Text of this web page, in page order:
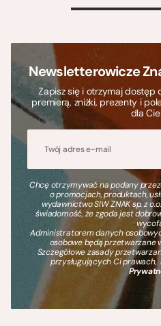
>
Newsletterowicze
Zapisz się i otrzymaj
premierą, zniżki, prezenty i
dla
Chcę otrzymywać na podany
o promocjach, produktach,
wydawnictwo SIW ZNAK sp. z
świadomość, że zgoda jest
Administratorem danych
osobowe będą przetwarzane
Szczegółowe zasady
przysługujących Ci prawach,